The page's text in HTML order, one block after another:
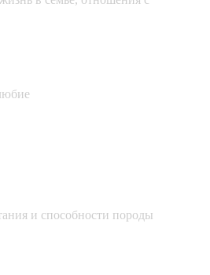
и способности породы